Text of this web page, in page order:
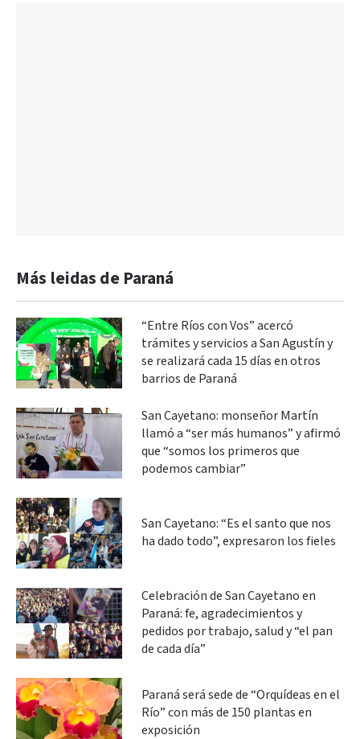
Más leidas de Paraná
“Entre Ríos con Vos” acercó
trámites y servicios a San Agustín y
se realizará cada 15 días en otros
barrios de Paraná
San Cayetano: monseñor Martín
llamó a “ser más humanos” y afirmó
que “somos los primeros que
podemos cambiar”
San Cayetano: “Es el santo que nos
ha dado todo”, expresaron los fieles
Celebración de San Cayetano en
Paraná: fe, agradecimientos y
pedidos por trabajo, salud y “el pan
de cada día”
Paraná será sede de “Orquídeas en el
Río” con más de 150 plantas en
exposición